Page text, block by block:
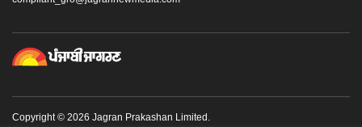
Copyright © 2026 Jagran Prakashan Limited.